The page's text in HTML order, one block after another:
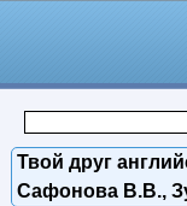
Твой друг
Сафонова В.В.,